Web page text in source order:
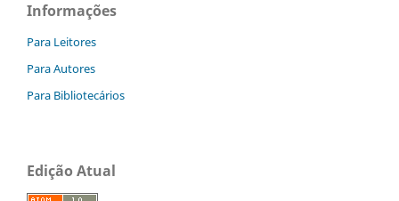
Informações
Para Leitores
Para Autores
Para Bibliotecários
Edição Atual